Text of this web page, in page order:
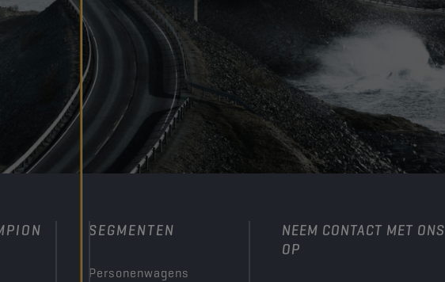
SEGMENTEN
Personenwagens
NEEM CONTACT MET ONS
OP